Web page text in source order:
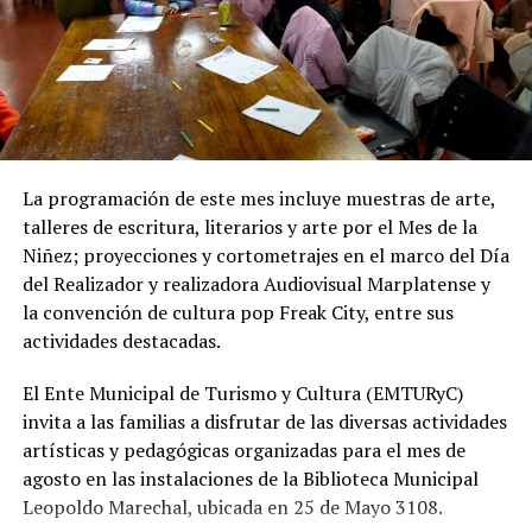
Desde OSSE destacaron que la ampliación del sistema
cloacal representa un aporte importante para la
protección ambiental, ya que permite disminuir la
utilización de pozos absorbentes y contribuye a
preservar las napas de agua subterránea, además de
mejorar las condiciones de higiene y salubridad para los
vecinos.
Tras la apertura de sobres, el expediente continuará su
recorrido administrativo con la intervención de la
Comisión de Estudio de Ofertas y Adjudicación, que
tendrá a su cargo la evaluación de las propuestas
obra.
La programación de este mes incluye muestras de arte,
talleres de escritura, literarios y arte por el Mes de la
Niñez; proyecciones y cortometrajes en el marco del Día
del Realizador y realizadora Audiovisual Marplatense y
la convención de cultura pop Freak City, entre sus
actividades destacadas.
El Ente Municipal de Turismo y Cultura (EMTURyC)
invita a las familias a disfrutar de las diversas actividades
artísticas y pedagógicas organizadas para el mes de
agosto en las instalaciones de la Biblioteca Municipal
Leopoldo Marechal, ubicada en 25 de Mayo 3108.